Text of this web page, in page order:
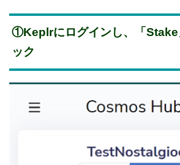
①Keplrにログインし、「Stake
ック